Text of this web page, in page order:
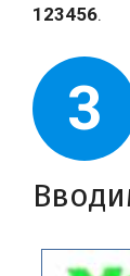
123456.
3